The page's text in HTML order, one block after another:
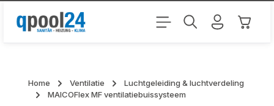
Ga naar de hoofdinhoud
Home Ventilatie
Luchtgeleiding & luchtverdeling
MAICOFlex MF ventilatiebuissysteem